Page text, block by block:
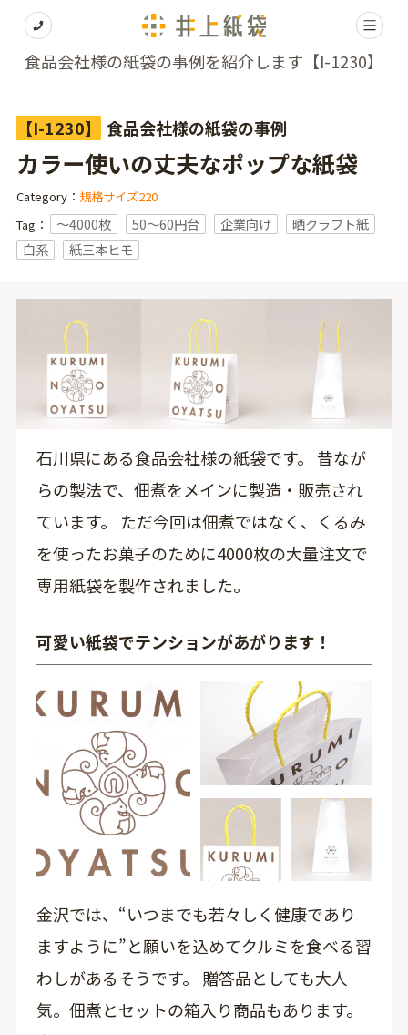
食品会社様の紙袋の事例を紹介します【I-1230】
【I-1230】 食品会社様の紙袋の事例
カラー使いの丈夫なポップな紙袋
Category： 規格サイズ220
Tag：
〜4000枚 50～60円台 企業向け
晒クラフト紙
白系
紙三本ヒモ
石川県にある食品会社様の紙袋です。 昔なが
らの製法で、佃煮をメインに製造・販売され
ています。 ただ今回は佃煮ではなく、くるみ
を使ったお菓子のために4000枚の大量注文で
専用紙袋を製作されました。
可愛い紙袋でテンションがあがります！
金沢では、“いつまでも若々しく健康であり
ますように”と願いを込めてクルミを食べる習
わしがあるそうです。 贈答品としても大人
気。佃煮とセットの箱入り商品もあります。